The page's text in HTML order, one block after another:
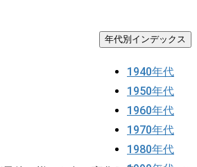
年代別インデックス
1940年代
1950年代
1960年代
1970年代
1980年代